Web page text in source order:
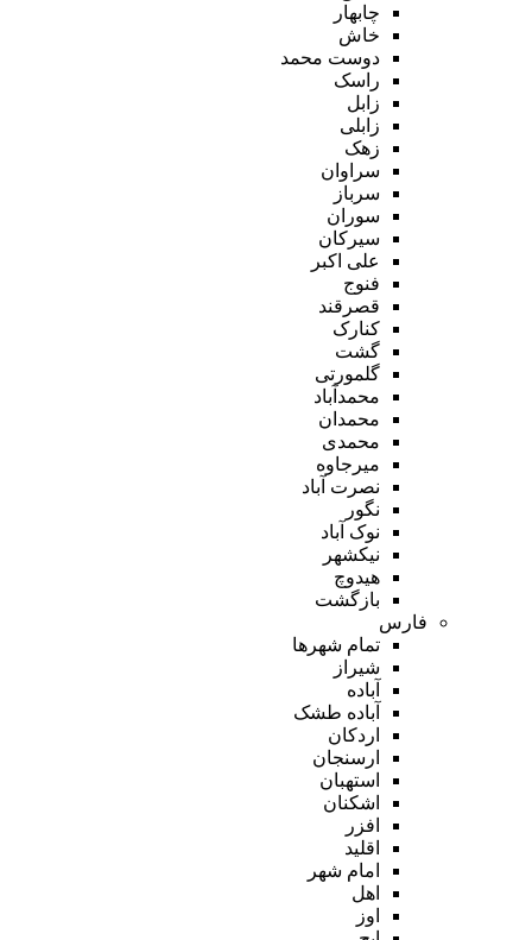
چابهار
خاش
دوست محمد
راسک
زابل
زابلی
زهک
سراوان
سرباز
سوران
سیرکان
علی اکبر
فنوج
قصرقند
کنارک
گشت
گلمورتی
محمدآباد
محمدان
محمدی
میرجاوه
نصرت آباد
نگور
نوک آباد
نیکشهر
هیدوچ
بازگشت
فارس
تمام شهر‌ها
شیراز
آباده
آباده طشک
اردکان
ارسنجان
استهبان
اشکنان
افزر
اقلید
امام شهر
اهل
اوز